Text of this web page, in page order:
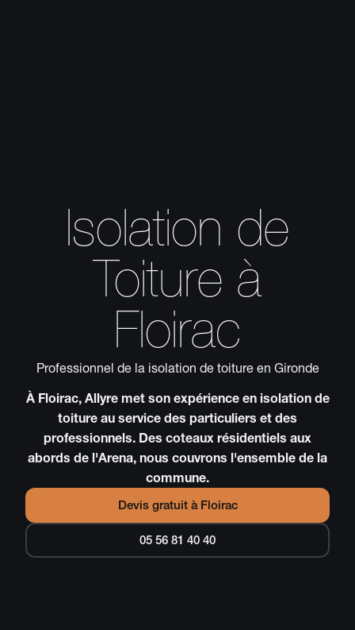
Isolation de
Toiture à
Floirac
Professionnel de la isolation de toiture en Gironde
À Floirac, Allyre met son expérience en isolation de
toiture au service des particuliers et des
professionnels. Des coteaux résidentiels aux
abords de l'Arena, nous couvrons l'ensemble de la
commune.
Devis gratuit à Floirac
05 56 81 40 40